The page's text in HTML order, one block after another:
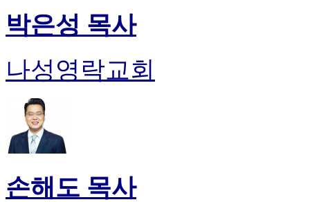
박은성 목사
나성영락교회
손해도 목사